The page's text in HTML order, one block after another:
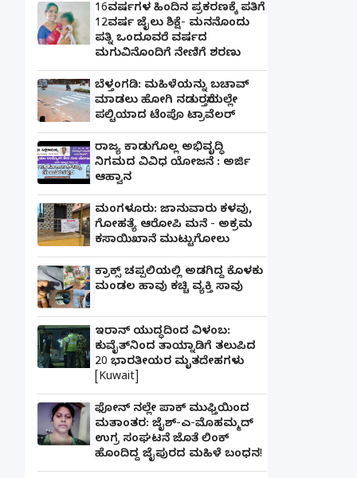
16ವರ್ಷಗಳ ಹಿಂದಿನ ಪ್ರಕರಣಕ್ಕೆ ಪತಿಗೆ
12ವರ್ಷ ಜೈಲು ಶಿಕ್ಷೆ- ಮನನೊಂದು
ಪತ್ನಿ ಒಂದೂವರೆ ವರ್ಷದ
ಮಗುವಿನೊಂದಿಗೆ ನೇಣಿಗೆ ಶರಣು
ಬೆಳ್ತಂಗಡಿ: ಮಹಿಳೆಯನ್ನು ಬಚಾವ್
ಮಾಡಲು ಹೋಗಿ ನಡುರಸ್ತೆಯಲ್ಲೇ
ಪಲ್ಟಿಯಾದ ಟೆಂಪೊ ಟ್ರಾವೆಲರ್
ರಾಜ್ಯ ಕಾಡುಗೊಲ್ಲ ಅಭಿವೃದ್ಧಿ
ನಿಗಮದ ವಿವಿಧ ಯೋಜನೆ : ಅರ್ಜಿ
ಆಹ್ವಾನ
ಮಂಗಳೂರು: ಜಾನುವಾರು ಕಳವು,
ಗೋಹತ್ಯೆ ಆರೋಪಿ ಮನೆ - ಅಕ್ರಮ
ಕಸಾಯಿಖಾನೆ ಮುಟ್ಟುಗೋಲು
ಕ್ರಾಕ್ಸ್ ಚಪ್ಪಲಿಯಲ್ಲಿ ಅಡಗಿದ್ದ ಕೊಳಕು
ಮಂಡಲ ಹಾವು ಕಚ್ಚಿ ವ್ಯಕ್ತಿ ಸಾವು
ಇರಾನ್ ಯುದ್ಧದಿಂದ ವಿಳಂಬ:
ಕುವೈತ್‌ನಿಂದ ತಾಯ್ನಾಡಿಗೆ ತಲುಪಿದ
20 ಭಾರತೀಯರ ಮೃತದೇಹಗಳು
[Kuwait]
ಫೋನ್ ನಲ್ಲೇ ಪಾಕ್ ಮುಫ್ತಿಯಿಂದ
ಮತಾಂತರ: ಜೈಶ್-ಎ-ಮೊಹಮ್ಮದ್
ಉಗ್ರ ಸಂಘಟನೆ ಜೊತೆ ಲಿಂಕ್
ಹೊಂದಿದ್ದ ಜೈಪುರದ ಮಹಿಳೆ ಬಂಧನ!